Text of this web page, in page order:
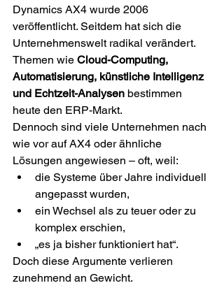
Dynamics AX4 wurde 2006
veröffentlicht. Seitdem hat sich die
Unternehmenswelt radikal verändert.
Themen wie Cloud-Computing,
Automatisierung, künstliche Intelligenz
und Echtzeit-Analysen bestimmen
heute den ERP-Markt.
Dennoch sind viele Unternehmen nach
wie vor auf AX4 oder ähnliche
Lösungen angewiesen – oft, weil:
die Systeme über Jahre individuell
angepasst wurden,
ein Wechsel als zu teuer oder zu
komplex erschien,
„es ja bisher funktioniert hat“.
Doch diese Argumente verlieren
zunehmend an Gewicht.